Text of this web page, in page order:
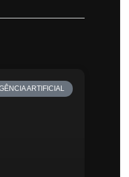
ARTIFICIAL